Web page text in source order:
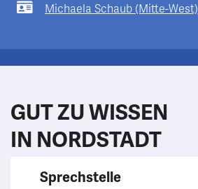
Michaela Schaub (Mitte-West)
GUT ZU WISSEN
IN NORDSTADT
Sprechstelle